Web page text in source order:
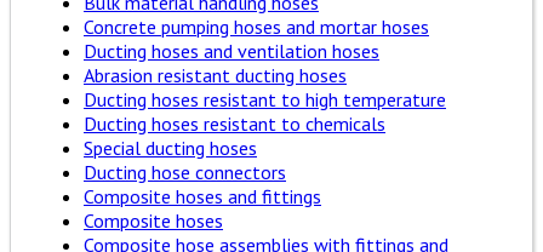
Concrete pumping hoses and mortar hoses
Ducting hoses and ventilation hoses
Abrasion resistant ducting hoses
Ducting hoses resistant to high temperature
Ducting hoses resistant to chemicals
Special ducting hoses
Ducting hose connectors
Composite hoses and fittings
Composite hoses
Composite hose assemblies with fittings and